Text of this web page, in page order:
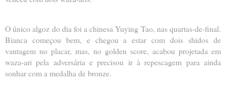
O único algoz do dia foi a chinesa Yuying Tao, nas quartas-de-final.
Bianca começou bem, e chegou a estar com dois shidos de
vantagem no placar, mas, no golden score, acabou projetada em
waza-ari pela adversária e precisou ir à repescagem para ainda
sonhar com a medalha de bronze.